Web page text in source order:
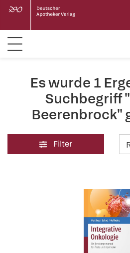
Es wurde 1
Suchbegriff
Beerenbrock"
Filter